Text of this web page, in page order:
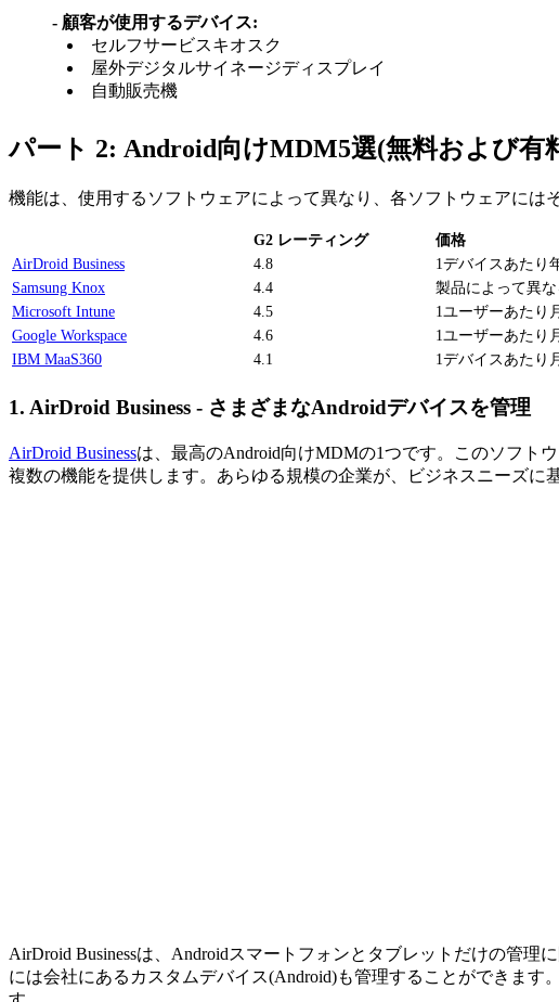
- 顧客が使用するデバイス:
セルフサービスキオスク
屋外デジタルサイネージディスプレイ
自動販売機
パート 2: Android向けMDM5選(無料および有
機能は、使用するソフトウェアによって異なり、各ソフトウェアには
G2 レーティング
価格
AirDroid Business
4.8
1デバイスあたり
Samsung Knox
4.4
製品によって異な
Microsoft Intune
4.5
1ユーザーあたり
Google Workspace
4.6
1ユーザーあたり
IBM MaaS360
4.1 1デバイスあたり
1. AirDroid Business - さまざまなAndroidデバイスを管理
AirDroid Businessは、最高のAndroid向けMDMの1つです。このソフト
複数の機能を提供します。あらゆる規模の企業が、ビジネスニーズに
AirDroid Businessは、Androidスマートフォンとタブレットだけの管
には会社にあるカスタムデバイス(Android)も管理することができま